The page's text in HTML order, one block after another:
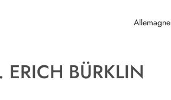
Allemagne
ERICH BÜRKLIN